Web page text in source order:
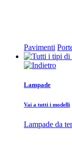
Pavimenti
Lampade
Vai a tutti i modelli
Lampade da